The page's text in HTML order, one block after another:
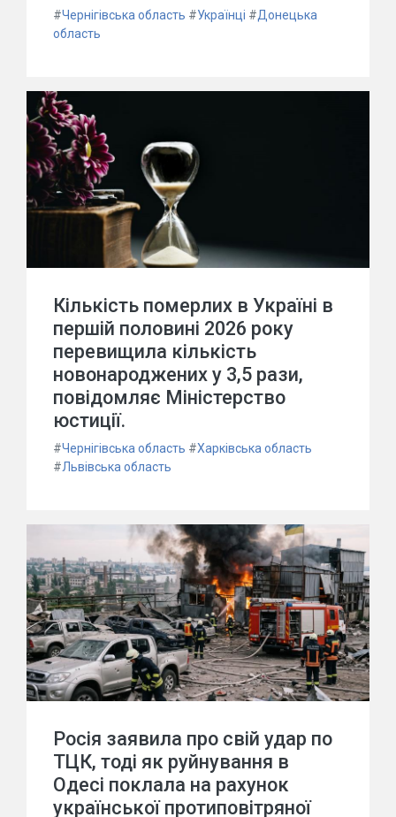
#Чернігівська область #Українці #Донецька
область
Кількість померлих в Україні в
першій половині 2026 року
перевищила кількість
новонароджених у 3,5 рази,
повідомляє Міністерство
юстиції.
#Чернігівська область #Харківська область
#Львівська область
Росія заявила про свій удар по
ТЦК, тоді як руйнування в
Одесі поклала на рахунок
української протиповітряної